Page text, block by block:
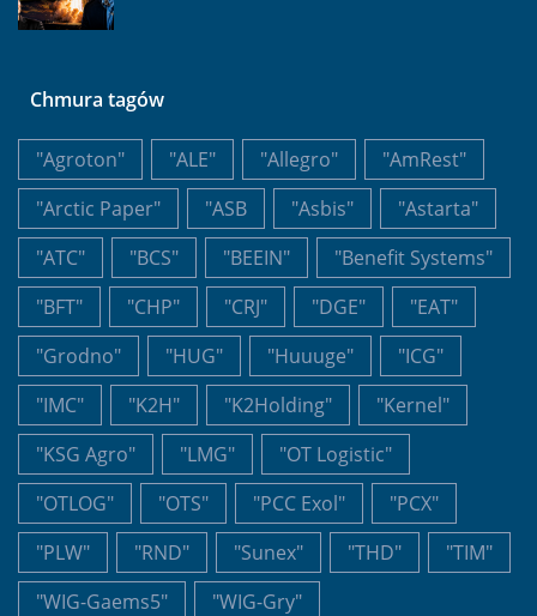
Chmura tagów
"Agroton" "ALE" "Allegro"
"AmRest"
"Arctic Paper"
"ASB "Asbis"
"Astarta"
"ATC"
"BCS" "BEEIN"
"Benefit Systems"
"BFT"
"CHP" "CRJ" "DGE"
"EAT"
"Grodno"
"HUG" "Huuuge"
"ICG"
"IMC"
"K2H" "K2Holding"
"Kernel"
"KSG Agro"
"LMG"
"OT Logistic"
"OTLOG"
"OTS" "PCC Exol"
"PCX"
"PLW"
"RND" "Sunex" "THD"
"TIM"
"WIG-Gaems5"
"WIG-Gry"